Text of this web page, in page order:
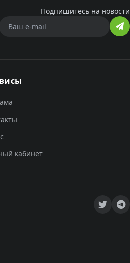
Подпишитесь на новости
кабинет